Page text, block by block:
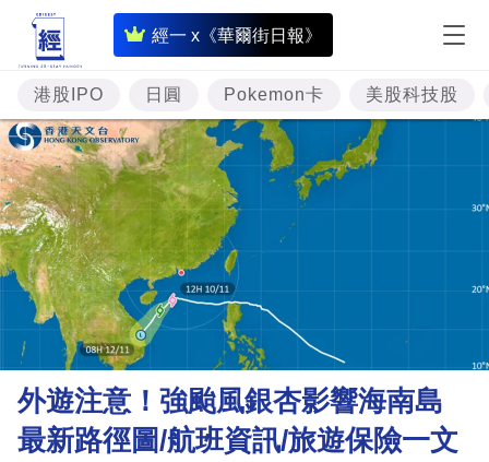
經一 x《華爾街日報》
即
時
財
經
專
題
投
資
樓
市
理
財
商
港股IPO 日圓 Pokemon卡 美股科技股
外遊注意！強颱風銀杏影響海南島
最新路徑圖/航班資訊/旅遊保險一文